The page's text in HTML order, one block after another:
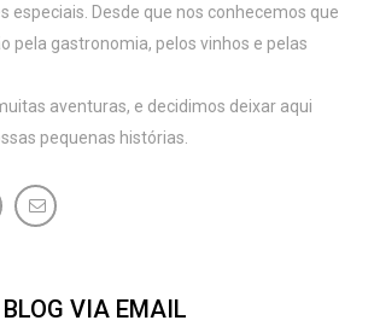
especiais. Desde que nos conhecemos que
pela gastronomia, pelos vinhos e pelas
aventuras, e decidimos deixar aqui
pequenas histórias.
BLOG VIA EMAIL